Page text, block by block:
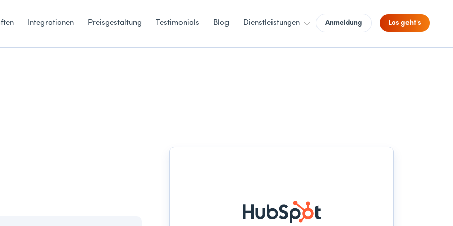
Integrationen Preisgestaltung Testimonials Blog Dienstleistungen Anmeldung Los geht's